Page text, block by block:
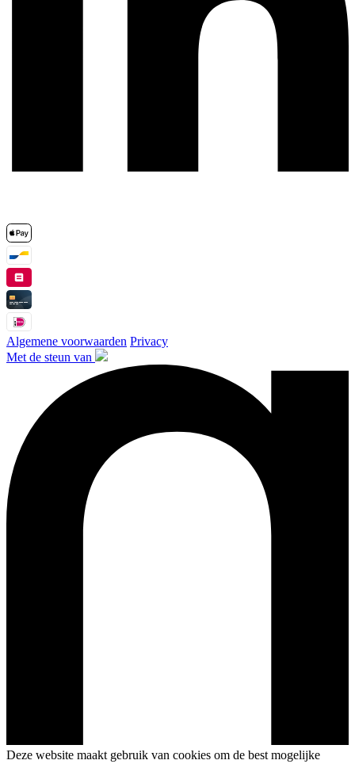
Algemene voorwaarden Privacy
Met de steun van
Deze website maakt gebruik van cookies om de best mogelijke